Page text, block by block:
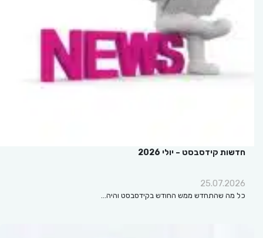
חדשות קידסבסט – יולי 2026
25.07.2026
כל מה שהתחדש ממש החודש בקידסבסט והיה…